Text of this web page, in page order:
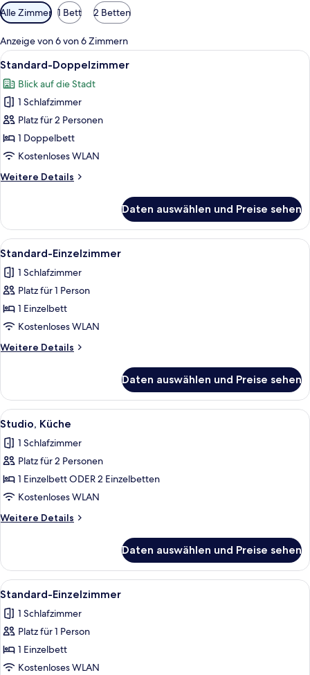
Verfügbare
Filter
für
Zimmer
Alle Zimmer 1 Bett 2 Betten
Anzeige von 6 von 6 Zimmern
Alle
Fotos
für
Standard-
Doppelzimmer
anzeigen
Ein Hotelzimmer mit einem Bett,
9
Standard-Doppelzimmer
Blick auf die Stadt
1 Schlafzimmer
Platz für 2 Personen
1 Doppelbett
Kostenloses WLAN
Weitere Details
Weitere
Doppelzimmer
Daten auswählen und Preise sehen
Alle
Fotos
für
Standard-
Einzelzimmer
anzeigen
Ein Hotelzimmer mit Bett,
4
Standard-Einzelzimmer
1 Schlafzimmer
Platz für 1 Person
1 Einzelbett
Kostenloses WLAN
Weitere Details
Weitere
Einzelzimmer
Daten auswählen und Preise sehen
Alle
Fotos
für
Studio,
Küche
anzeigen
Ein Schlafzimmer mit zwei Betten,
10
Studio, Küche
1 Schlafzimmer
Platz für 2 Personen
1 Einzelbett ODER 2 Einzelbetten
Kostenloses WLAN
Weitere Details
Weitere
Küche
Daten auswählen und Preise sehen
Alle
Fotos
für
Standard-
Einzelzimmer
anzeigen
Ein kleiner, ordentlicher Raum mit
6
Standard-Einzelzimmer
1 Schlafzimmer
Platz für 1 Person
1 Einzelbett
Kostenloses WLAN